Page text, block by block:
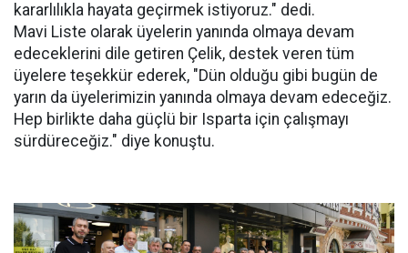
kararlılıkla hayata geçirmek istiyoruz." dedi.
Mavi Liste olarak üyelerin yanında olmaya devam
edeceklerini dile getiren Çelik, destek veren tüm
üyelere teşekkür ederek, "Dün olduğu gibi bugün de
yarın da üyelerimizin yanında olmaya devam edeceğiz.
Hep birlikte daha güçlü bir Isparta için çalışmayı
sürdüreceğiz." diye konuştu.